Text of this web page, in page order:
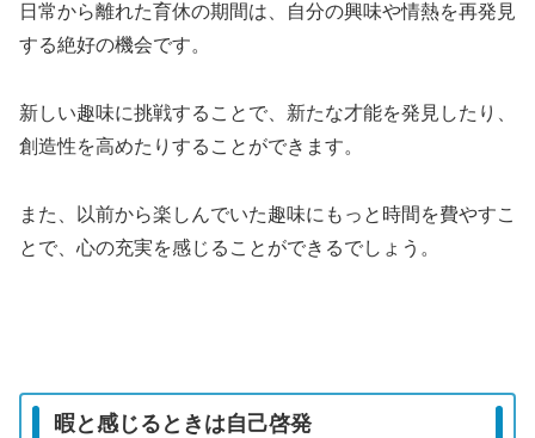
日常から離れた育休の期間は、自分の興味や情熱を再発見
する絶好の機会です。
新しい趣味に挑戦することで、新たな才能を発見したり、
創造性を高めたりすることができます。
また、以前から楽しんでいた趣味にもっと時間を費やすこ
とで、心の充実を感じることができるでしょう。
暇と感じるときは自己啓発